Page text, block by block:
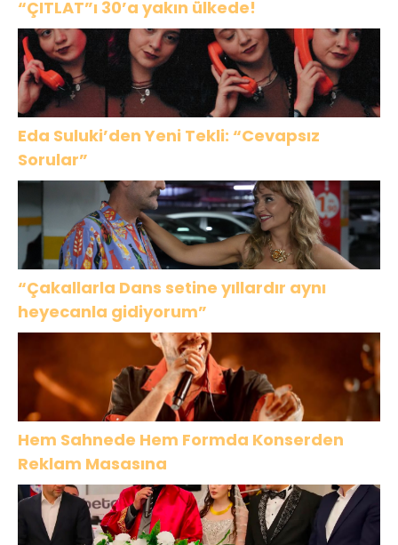
“ÇITLAT”ı 30’a yakın ülkede!
Eda Suluki’den Yeni Tekli: “Cevapsız
Sorular”
“Çakallarla Dans setine yıllardır aynı
heyecanla gidiyorum”
Hem Sahnede Hem Formda Konserden
Reklam Masasına